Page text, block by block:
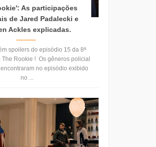
As participações
de Jared Padalecki e
Ackles explicadas.
spoilers do episódio 15 da 8ª
The Rookie ! Os gêneros policial
no episódio exibido
no ...